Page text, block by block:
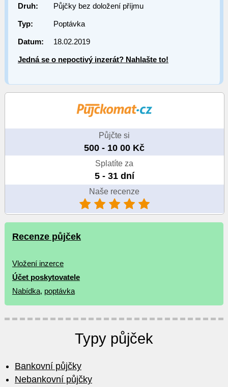
Druh: Půjčky bez doložení příjmu
Typ: Poptávka
Datum: 18.02.2019
Jedná se o nepoctivý inzerát? Nahlašte to!
Půjčte si
500 - 10 00 Kč
Splatíte za
5 - 31 dní
Naše recenze
Recenze půjček
Vložení inzerce
Účet poskytovatele
Nabídka, poptávka
Typy půjček
Bankovní půjčky
Nebankovní půjčky